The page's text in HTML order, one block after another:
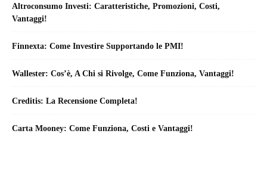
Altroconsumo Investi: Caratteristiche, Promozioni, Costi,
Vantaggi!
Finnexta: Come Investire Supportando le PMI!
Wallester: Cos’è, A Chi si Rivolge, Come Funziona, Vantaggi!
Creditis: La Recensione Completa!
Carta Mooney: Come Funziona, Costi e Vantaggi!